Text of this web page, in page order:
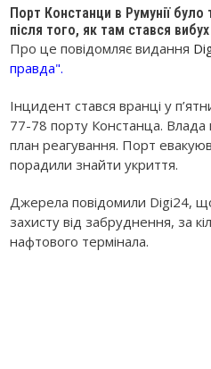
Порт Констанци в Румунії було
після того, як там стався
Про це повідомляє видання
правда".
Інцидент стався вранці у
77-78 порту Констанца. Влада
план реагування. Порт
порадили знайти укриття.
Джерела повідомили Digi24,
захисту від забруднення, за
нафтового термінала.